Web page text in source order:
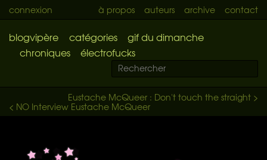
connexion à propos auteurs archive contact
blogvipère catégories
gif du dimanche
chroniques
électrofucks
Eustache McQueer : Don't touch the straight >
< NO Interview Eustache McQueer